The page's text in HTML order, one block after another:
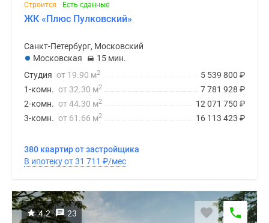
Строится
Есть сданные
ЖК «Плюс Пулковский»
Санкт-Петербург, Московский
Московская
15 мин.
5 539 800 ₽
Студия от 19.90 м2
7 781 928 ₽
1-комн. от 32.30 м2
12 071 750 ₽
2-комн. от 44.30 м2
16 113 423 ₽
3-комн. от 61.66 м2
380 квартир от застройщика
В ипотеку от 31 711 ₽/мес
4.2 23